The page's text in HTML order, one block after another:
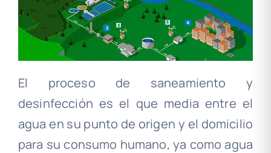
El proceso de saneamiento y
desinfección es el que media entre el
agua en su punto de origen y el domicilio
para su consumo humano, ya como agua